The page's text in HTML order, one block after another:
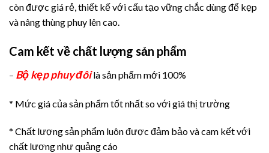
còn được giá rẻ, thiết kế với cấu tạo vững chắc dùng để kẹp
và nâng thùng phuy lên cao.
Cam kết về chất lượng sản phẩm
– Bộ kẹp phuy đôilà sản phẩm mới 100%
* Mức giá của sản phẩm tốt nhất so với giá thị trường
* Chất lượng sản phẩm luôn được đảm bảo và cam kết với
chất lương như quảng cáo